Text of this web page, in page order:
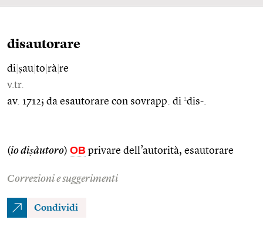
disautorare
di ṣau to rà re
v.tr.
av. 1712; da esautorare con sovrapp. di 2dis-.
(io diṣàutoro) OB privare dell’autorità, esautorare
Correzioni e suggerimenti
Condividi